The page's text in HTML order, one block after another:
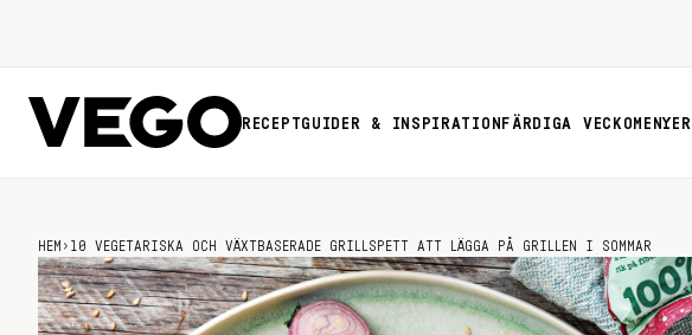
RECEPTGUIDER & INSPIRATION FÄRDIGA VECKOMENYER
HEM › 10 VEGETARISKA OCH VÄXTBASERADE GRILLSPETT ATT LÄGGA PÅ GRILLEN I SOMMAR